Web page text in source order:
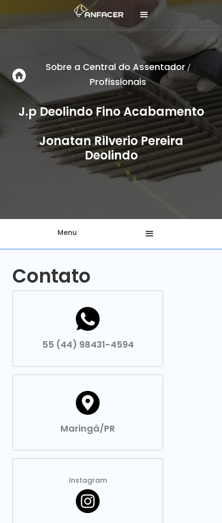
Sobre a Central do Assentador /
Profissionais
J.p Deolindo Fino Acabamento
Jonatan Rilverio Pereira
Deolindo
Menu
Contato
55 (44) 98431-4594
Maringá/PR
Instagram